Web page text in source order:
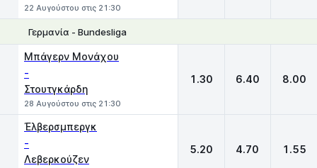
22 Αυγούστου στις 21:30
Γερμανία - Bundesliga
Μπάγερν Μονάχου
-
Στουτγκάρδη
28 Αυγούστου στις 21:30
1.30 6.40 8.00
Έλβερσμπεργκ
-
Λεβερκούζεν
5.20 4.70 1.55